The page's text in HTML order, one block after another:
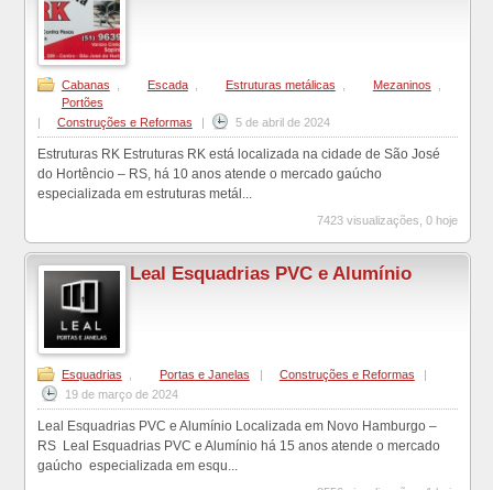
Cabanas , Escada , Estruturas metálicas , Mezaninos
,
Portões
Construções e Reformas 5 de abril de 2024
Estruturas RK Estruturas RK está localizada na cidade de São José
do Hortêncio – RS, há 10 anos atende o mercado gaúcho
especializada em estruturas metál...
7423 visualizações, 0 hoje
Leal Esquadrias PVC e Alumínio
Esquadrias Portas e Janelas | Construções e Reformas
|
19 de março de 2024
Leal Esquadrias PVC e Alumínio Localizada em Novo Hamburgo –
RS Leal Esquadrias PVC e Alumínio há 15 anos atende o mercado
gaúcho especializada em esqu...